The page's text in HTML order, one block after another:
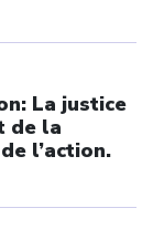
La justice
de la
l’action.